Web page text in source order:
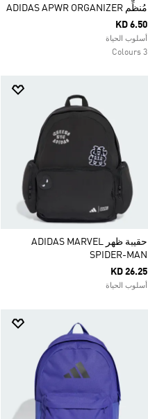
مُنظِّم ADIDAS APWR ORGANIZER
KD 6.50
أسلوب الحياة
3 Colours
حقيبة ظهر ADIDAS MARVEL
SPIDER-MAN
KD 26.25
أسلوب الحياة